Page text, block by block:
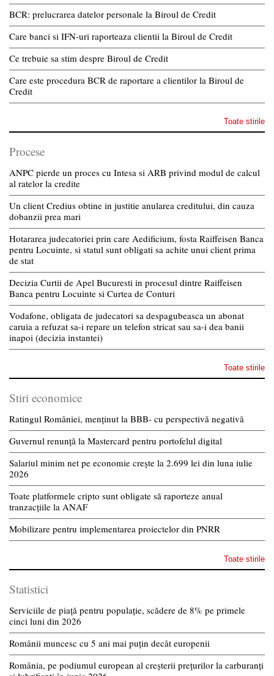
BCR: prelucrarea datelor personale la Biroul de Credit
Care banci si IFN-uri raporteaza clientii la Biroul de Credit
Ce trebuie sa stim despre Biroul de Credit
Care este procedura BCR de raportare a clientilor la Biroul de
Credit
Toate stirile
Procese
ANPC pierde un proces cu Intesa si ARB privind modul de calcul
al ratelor la credite
Un client Credius obtine in justitie anularea creditului, din cauza
dobanzii prea mari
Hotararea judecatoriei prin care Aedificium, fosta Raiffeisen Banca
pentru Locuinte, si statul sunt obligati sa achite unui client prima
de stat
Decizia Curtii de Apel Bucuresti in procesul dintre Raiffeisen
Banca pentru Locuinte si Curtea de Conturi
Vodafone, obligata de judecatori sa despagubeasca un abonat
caruia a refuzat sa-i repare un telefon stricat sau sa-i dea banii
inapoi (decizia instantei)
Toate stirile
Stiri economice
Ratingul României, menținut la BBB- cu perspectivă negativă
Guvernul renunță la Mastercard pentru portofelul digital
Salariul minim net pe economie crește la 2.699 lei din luna iulie
2026
Toate platformele cripto sunt obligate să raporteze anual
tranzacțiile la ANAF
Mobilizare pentru implementarea proiectelor din PNRR
Toate stirile
Statistici
Serviciile de piață pentru populație, scădere de 8% pe primele
cinci luni din 2026
Românii muncesc cu 5 ani mai puțin decât europenii
România, pe podiumul european al creșterii prețurilor la carburanți